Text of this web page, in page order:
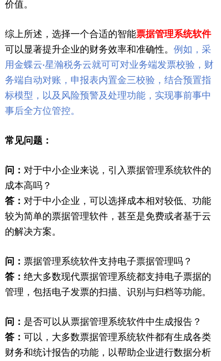
价值。
综上所述，选择一个合适的智能票据管理系统软件
可以显著提升企业的财务效率和准确性。 例如， 采
用金蝶云·星瀚税务云就可可对业务端发票校验，财
务端自动对账，申报表内置金三校验，结合预置指
标模型，以及风险预警及处理功能，实现事前事中
事后全方位管控。
常见问题：
问： 对于中小企业来说，引入票据管理系统软件的
成本高吗？
答： 对于中小企业，可以选择成本相对较低、功能
较为简单的票据管理软件，甚至是免费或者基于云
的解决方案。
问： 票据管理系统软件支持电子票据管理吗？
答： 绝大多数现代票据管理系统都支持电子票据的
管理，包括电子发票的扫描、识别与归档等功能。
问： 是否可以从票据管理系统软件中生成报告？
答： 可以，大多数票据管理系统软件都有生成各类
财务和统计报告的功能，以帮助企业进行数据分析